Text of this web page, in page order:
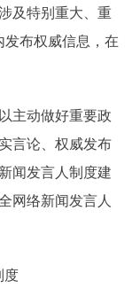
及特别重大、重
发布权威信息，在
主动做好重要政
言论、权威发布
闻发言人制度建
网络新闻发言人
度